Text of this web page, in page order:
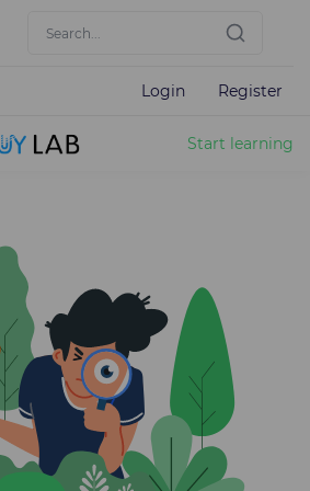
Login Register
Start learning